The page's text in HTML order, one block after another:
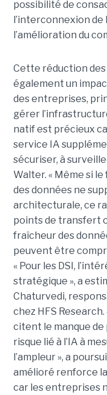
possibilité de
l’interconnexion
l’amélioration du
Cette réduction
également un
des entreprises,
gérer
natif est précieux
service IA
sécuriser, à
Walter. « Même si
des données ne
architecturale, ce
points de transfert
fraîcheur des
peuvent être
« Pour les DSI,
stratégique », a
Chaturvedi,
chez HFS
citent le manque
risque lié à l’IA à
l’ampleur », a
amélioré renforce
car les entreprises